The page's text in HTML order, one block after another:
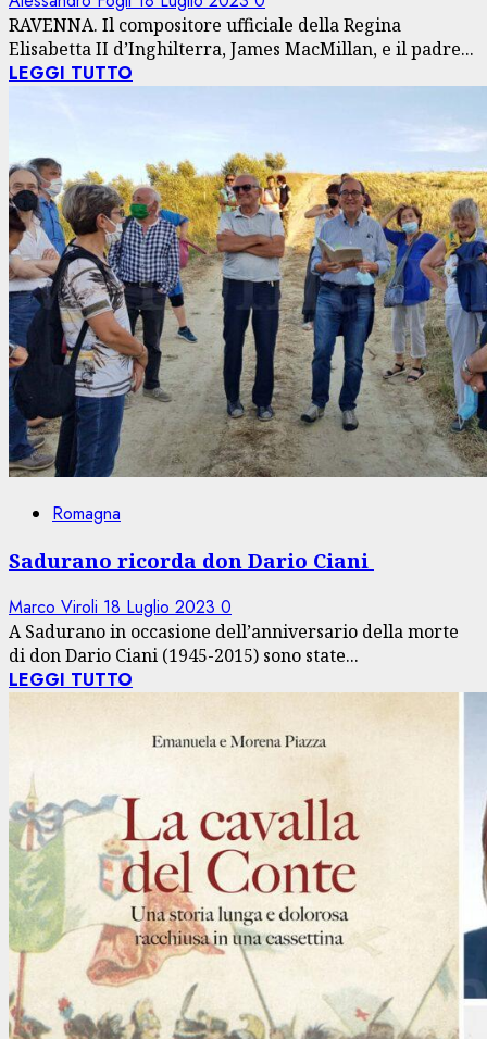
RAVENNA. Il compositore ufficiale della Regina
Elisabetta II d’Inghilterra, James MacMillan, e il padre...
LEGGI TUTTO
Romagna
Sadurano ricorda don Dario Ciani
Marco Viroli 18 Luglio 2023 0
A Sadurano in occasione dell’anniversario della morte
di don Dario Ciani (1945-2015) sono state...
LEGGI TUTTO